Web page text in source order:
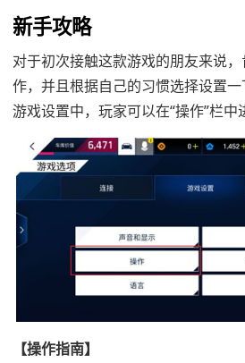
新手攻略
对于初次接触这款游戏的朋友来说
作，并且根据自己的习惯选择设置
游戏设置中，玩家可以在“操作”栏中
【操作指南】